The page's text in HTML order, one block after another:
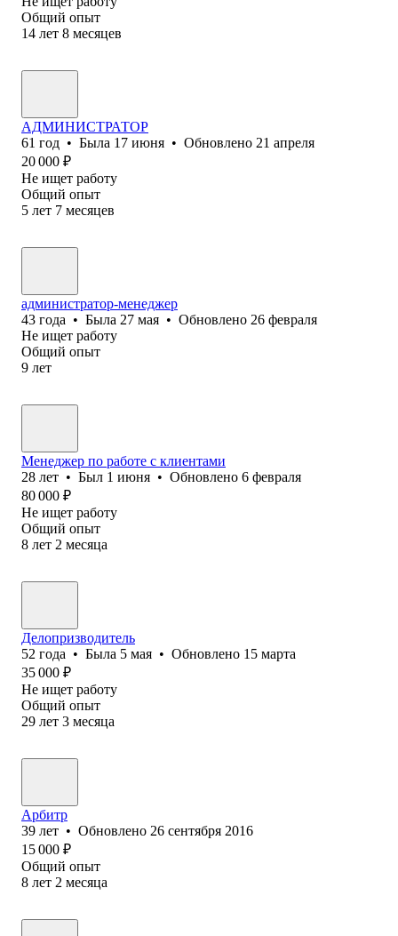
Общий опыт
14 лет 8 месяцев
АДМИНИСТРАТОР
61 год • Была 17 июня • Обновлено 21 апреля
20 000 ₽
Не ищет работу
Общий опыт
5 лет 7 месяцев
администратор-менеджер
43 года • Была 27 мая • Обновлено 26 февраля
Не ищет работу
Общий опыт
9 лет
Менеджер по работе с клиентами
28 лет • Был 1 июня • Обновлено 6 февраля
80 000 ₽
Не ищет работу
Общий опыт
8 лет 2 месяца
Делопризводитель
52 года • Была 5 мая • Обновлено 15 марта
35 000 ₽
Не ищет работу
Общий опыт
29 лет 3 месяца
Арбитр
39 лет • Обновлено 26 сентября 2016
15 000 ₽
Общий опыт
8 лет 2 месяца